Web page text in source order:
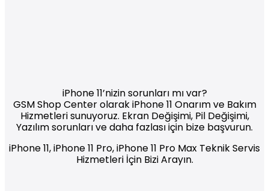
iPhone 11’nizin sorunları mı var?
GSM Shop Center olarak iPhone 11 Onarım ve Bakım
Hizmetleri sunuyoruz. Ekran Değişimi, Pil Değişimi,
Yazılım sorunları ve daha fazlası için bize başvurun.
iPhone 11, iPhone 11 Pro, iPhone 11 Pro Max Teknik Servis
Hizmetleri İçin Bizi Arayın.